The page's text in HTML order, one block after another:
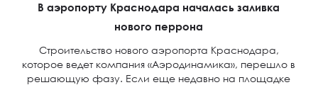
В аэропорту Краснодара началась заливка
нового перрона
Строительство нового аэропорта Краснодара,
которое ведет компания «Аэродинамика», перешло в
решающую фазу. Если еще недавно на площадке